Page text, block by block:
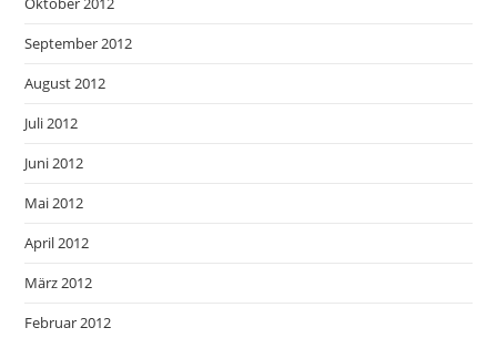
September 2012
August 2012
Juli 2012
Juni 2012
Mai 2012
April 2012
März 2012
Februar 2012